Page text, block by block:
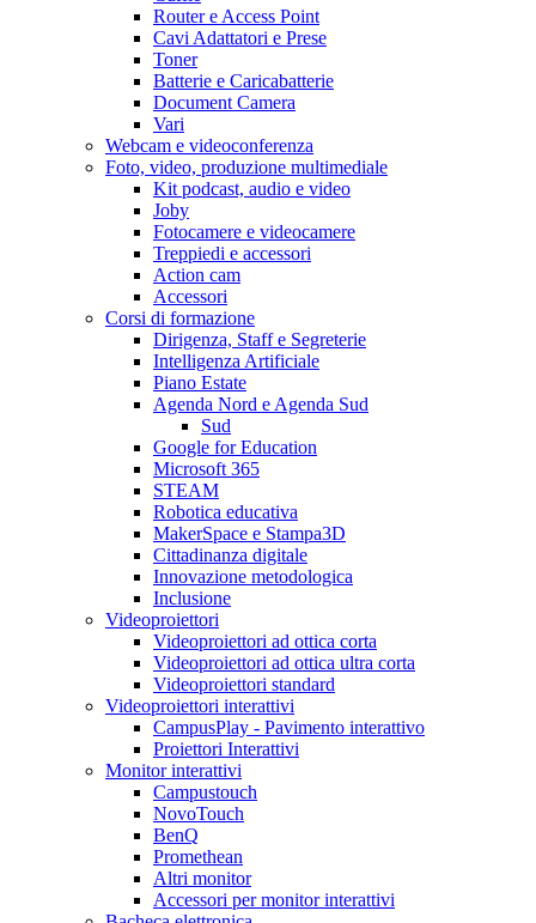
Router e Access Point
Cavi Adattatori e Prese
Toner
Batterie e Caricabatterie
Document Camera
Vari
Webcam e videoconferenza
Foto, video, produzione multimediale
Kit podcast, audio e video
Joby
Fotocamere e videocamere
Treppiedi e accessori
Action cam
Accessori
Corsi di formazione
Dirigenza, Staff e Segreterie
Intelligenza Artificiale
Piano Estate
Agenda Nord e Agenda Sud
Sud
Google for Education
Microsoft 365
STEAM
Robotica educativa
MakerSpace e Stampa3D
Cittadinanza digitale
Innovazione metodologica
Inclusione
Videoproiettori
Videoproiettori ad ottica corta
Videoproiettori ad ottica ultra corta
Videoproiettori standard
Videoproiettori interattivi
CampusPlay - Pavimento interattivo
Proiettori Interattivi
Monitor interattivi
Campustouch
NovoTouch
BenQ
Promethean
Altri monitor
Accessori per monitor interattivi